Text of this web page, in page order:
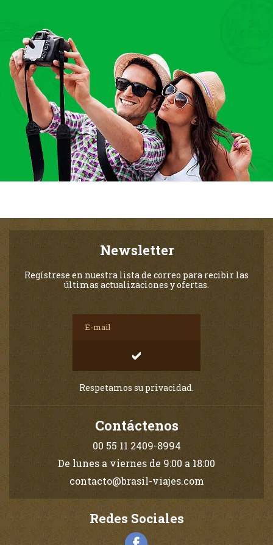
Newsletter
Regístrese en nuestra lista de correo para recibir las
últimas actualizaciones y ofertas.
Respetamos su privacidad.
Contáctenos
00 55 11 2409-8994
De lunes a viernes de 9:00 a 18:00
contacto@brasil-viajes.com
Redes Sociales